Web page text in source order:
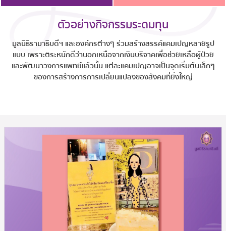
ตัวอย่างกิจกรรมระดมทุน
มูลนิธิรามาธิบดีฯ และองค์กรต่างๆ ร่วมสร้างสรรค์แคมเปญหลายรูป
แบบ เพราะตระหนักดีว่านอกเหนือจากเงินบริจาคเพื่อช่วยเหลือผู้ป่วย
และพัฒนาวงการแพทย์แล้วนั้น แต่ละแคมเปญอาจเป็นจุดเริ่มต้นเล็กๆ
ของการสร้างการการเปลี่ยนแปลงของสังคมที่ยิ่งใหญ่